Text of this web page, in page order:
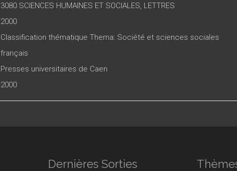
3080 SCIENCES HUMAINES ET SOCIALES, LETTRES
2000
Classification thématique Thema: Société et sciences sociales
français
Presses universitaires de Caen
2000
Dernières Sorties